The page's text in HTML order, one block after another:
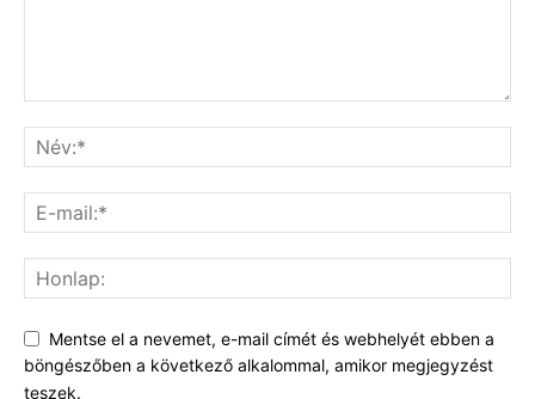
Mentse el a nevemet, e-mail címét és webhelyét ebben a
böngészőben a következő alkalommal, amikor megjegyzést
teszek.